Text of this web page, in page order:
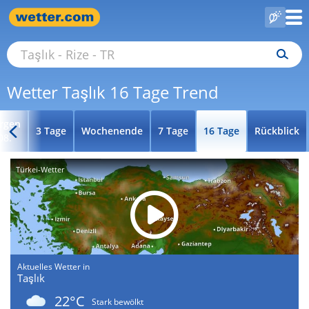
Wetter Taşlık 16 Tage Trend
3 Tage Wochenende 7 Tage 16 Tage Rückblick
Türkei-Wetter
Aktuelles Wetter in
Taşlık
22°C
Stark bewölkt